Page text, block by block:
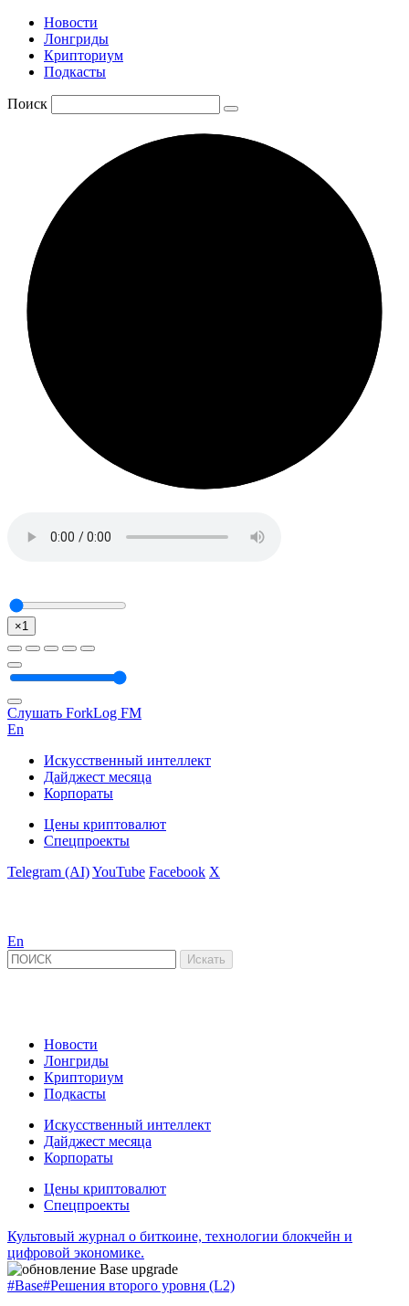
Новости
Лонгриды
Крипториум
Подкасты
Поиск
×1
Слушать ForkLog FM
En
Искусственный интеллект
Дайджест месяца
Корпораты
Цены криптовалют
Спецпроекты
Telegram (AI)YouTube Facebook X
En
Новости
Лонгриды
Крипториум
Подкасты
Искусственный интеллект
Дайджест месяца
Корпораты
Цены криптовалют
Спецпроекты
Культовый журнал о биткоине, технологии блокчейн и
цифровой экономике.
#Base#Решения второго уровня (L2)